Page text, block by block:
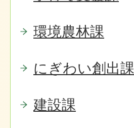
環境農林課
にぎわい創出課
建設課